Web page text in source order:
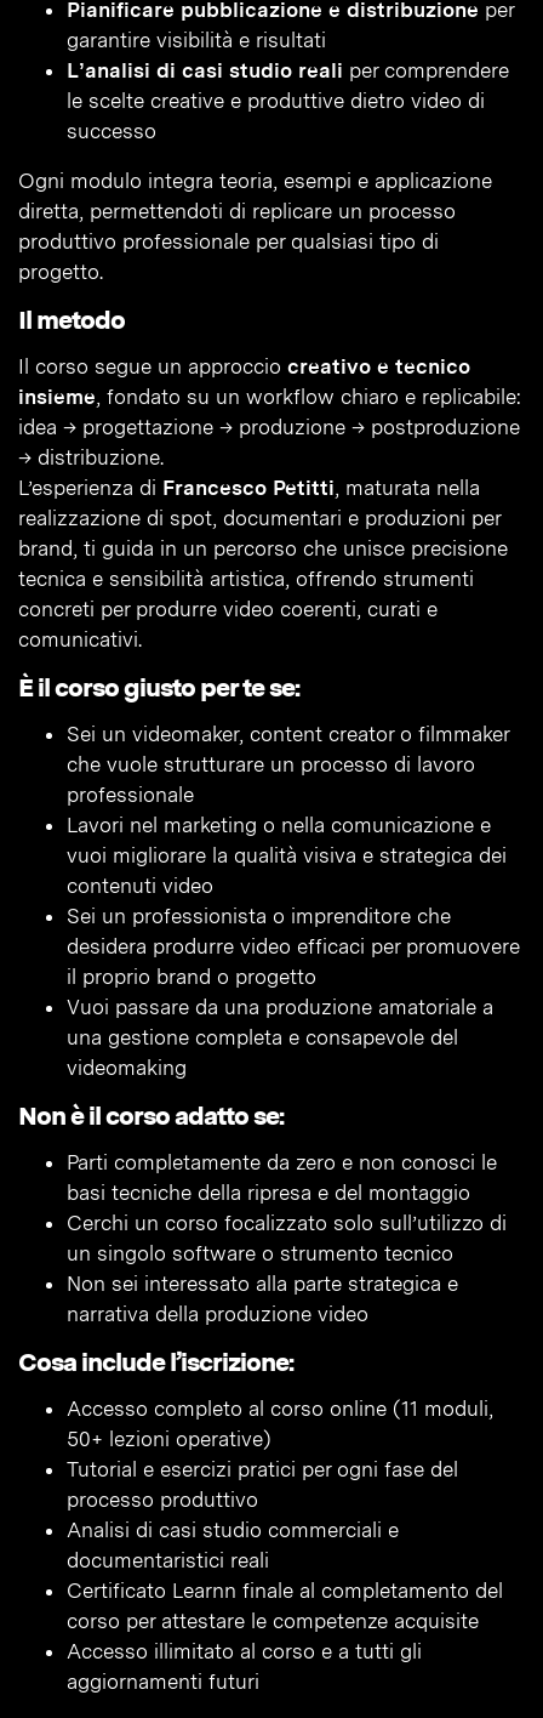
Pianificare pubblicazione e distribuzione per
garantire visibilità e risultati
L’analisi di casi studio reali per comprendere
le scelte creative e produttive dietro video di
successo
Ogni modulo integra teoria, esempi e applicazione
diretta, permettendoti di replicare un processo
produttivo professionale per qualsiasi tipo di
progetto.
Il metodo
Il corso segue un approccio creativo e tecnico
insieme, fondato su un workflow chiaro e replicabile:
idea → progettazione → produzione → postproduzione
→ distribuzione.
L’esperienza di Francesco Petitti, maturata nella
realizzazione di spot, documentari e produzioni per
brand, ti guida in un percorso che unisce precisione
tecnica e sensibilità artistica, offrendo strumenti
concreti per produrre video coerenti, curati e
comunicativi.
È il corso giusto per te se:
Sei un videomaker, content creator o filmmaker
che vuole strutturare un processo di lavoro
professionale
Lavori nel marketing o nella comunicazione e
vuoi migliorare la qualità visiva e strategica dei
contenuti video
Sei un professionista o imprenditore che
desidera produrre video efficaci per promuovere
il proprio brand o progetto
Vuoi passare da una produzione amatoriale a
una gestione completa e consapevole del
videomaking
Non è il corso adatto se:
Parti completamente da zero e non conosci le
basi tecniche della ripresa e del montaggio
Cerchi un corso focalizzato solo sull’utilizzo di
un singolo software o strumento tecnico
Non sei interessato alla parte strategica e
narrativa della produzione video
Cosa include l’iscrizione:
Accesso completo al corso online (11 moduli,
50+ lezioni operative)
Tutorial e esercizi pratici per ogni fase del
processo produttivo
Analisi di casi studio commerciali e
documentaristici reali
Certificato Learnn finale al completamento del
corso per attestare le competenze acquisite
Accesso illimitato al corso e a tutti gli
aggiornamenti futuri